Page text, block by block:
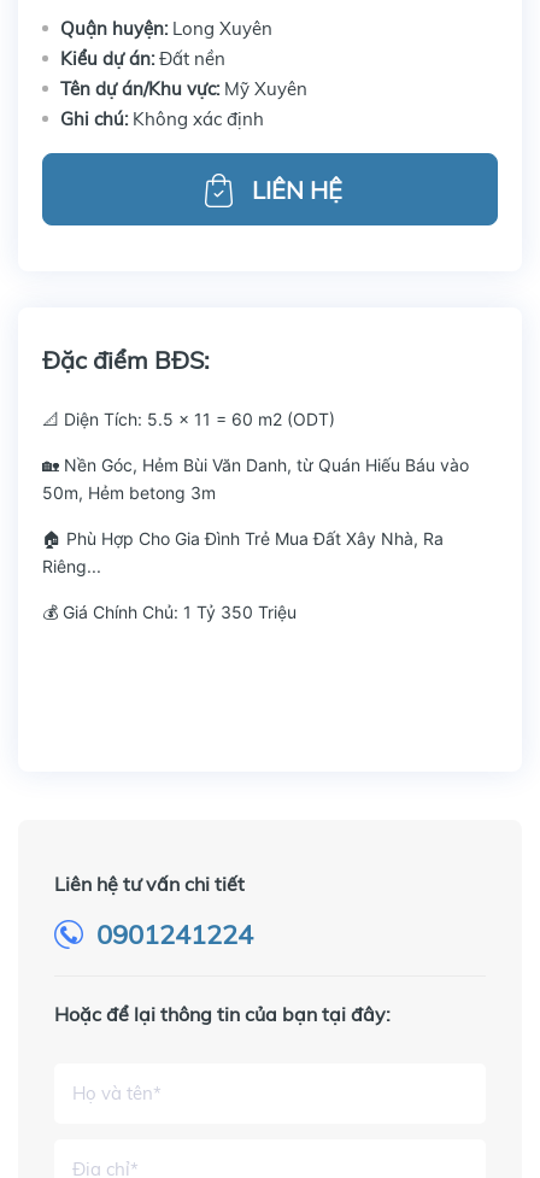
Quận huyện: Long Xuyên
Kiểu dự án:Đất nền
Tên dự án/Khu vực: Mỹ Xuyên
Ghi chú: Không xác định
LIÊN HỆ
Đặc điểm BĐS:
📐 Diện Tích: 5.5 x 11 = 60 m2 (ODT)
🏡 Nền Góc, Hẻm Bùi Văn Danh, từ Quán Hiếu Báu vào
50m, Hẻm betong 3m
🏠 Phù Hợp Cho Gia Đình Trẻ Mua Đất Xây Nhà, Ra
Riêng...
💰 Giá Chính Chủ: 1 Tỷ 350 Triệu
Liên hệ tư vấn chi tiết
0901241224
Hoặc để lại thông tin của bạn tại đây: